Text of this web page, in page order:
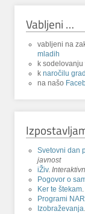
Vabljeni …
vabljeni na
mladih
k
knaročilu
na našo
Svetovni dan
javnost
iŽiv.
Pogovor o
Ker te štekam.
Programi
Izobraževanja